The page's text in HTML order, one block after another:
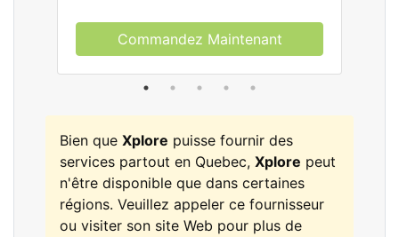
Commandez Maintenant
Bien que Xplore puisse fournir des
services partout en Quebec, Xplore peut
n'être disponible que dans certaines
régions. Veuillez appeler ce fournisseur
ou visiter son site Web pour plus de